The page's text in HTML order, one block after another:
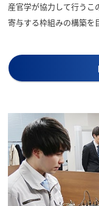
産官学が協力して行うこ
寄与する枠組みの構築を